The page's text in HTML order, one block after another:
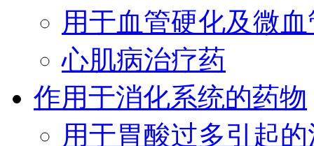
用于血管硬化及微
心肌病治疗药
作用于消化系统的药物
用于胃酸过多引起